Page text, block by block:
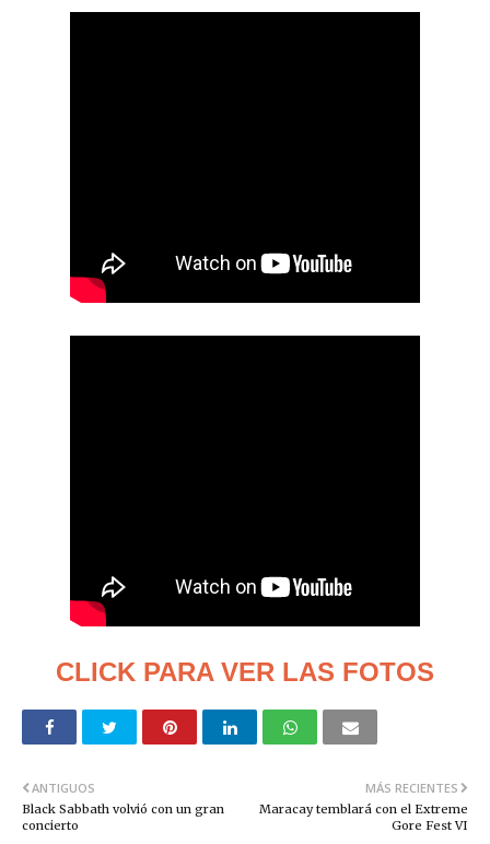
CLICK PARA VER LAS FOTOS
MÁS RECIENTES
Maracay temblará con el Extreme
Gore Fest VI
ANTIGUOS
Black Sabbath volvió con un gran
concierto